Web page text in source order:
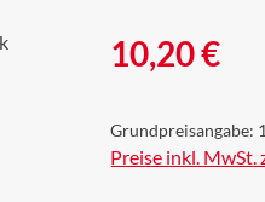
Regulärer Preis:
10,20 €
Grundpreisangabe:
Preise inkl. MwSt.